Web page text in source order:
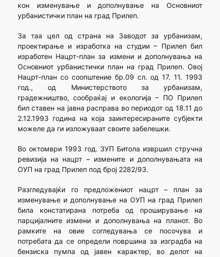
кон изменување и дополнување на Основниот
урбанистички план на град Прилеп.
За таа цел од страна на Заводот за урбанизам,
проектирање и изработка на студии – Прилеп бил
изработен Нацрт-план за измени и дополнувања на
Основниот урбанистички план на град Прилеп. Овој
Нацрт-план со соопштение бр.09 сл. од 17. 11. 1993
год., од Министерството за урбанизам,
градежништво, сообраќај и екологија – ПО Прилеп
бил ставен на јавна расправа во периодот од 18.11 до
2.12.1993 година на која заинтересираните субјекти
можеле да ги изложуваат своите забелешки.
Во октомври 1993 год. ЗУП Битола извршил стручна
ревизија на нацрт – измените и дополнувањата на
ОУП на град Прилеп под број 2282/93.
Разгледувајќи го предложениот нацрт – план за
изменување и дополнување на ОУП на град Прилеп
била констатирана потреба од проширување на
парцијалните измени и дополнувања на планот. Во
рамките на овие согледувања се посочува и
потребата да се определи површина за изградба на
бензиска пумпа од јавен карактер, во делот на